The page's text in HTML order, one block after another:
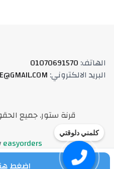
كلمني دلوقتي
اضغط
الهاتف:
01070691570
البريد الالكتروني:
قرنة ستور.جميع
easyorders